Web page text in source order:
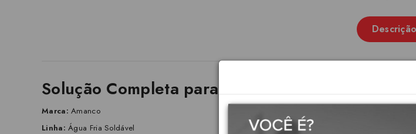
Descrição
Solução Completa para Água Fria: Amanco
Marca: Amanco
Linha: Água Fria Soldável